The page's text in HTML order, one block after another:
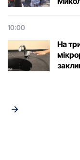
10:00
На